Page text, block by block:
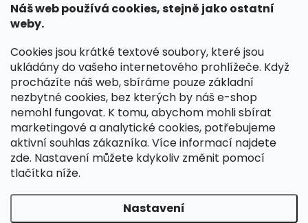
Náš web používá cookies, stejně jako ostatní
weby.
Cookies jsou krátké textové soubory, které jsou
ukládány do vašeho internetového prohlížeče. Když
procházíte náš web, sbíráme pouze základní
nezbytné cookies, bez kterých by náš e-shop
nemohl fungovat. K tomu, abychom mohli sbírat
marketingové a analytické cookies, potřebujeme
aktivní souhlas zákazníka. Více informací najdete
zde. Nastavení můžete kdykoliv změnit pomocí
tlačítka níže.
Nastavení
Výroba českých kožených opasků: vůně pravé kůže, dotek
řemesla
KONTAKT
dotazy@spongr.cz
+420 776 663 962
https://www.facebook.com/spongr.cz
spongr.cz